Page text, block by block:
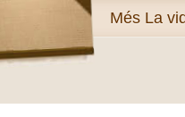
Més La